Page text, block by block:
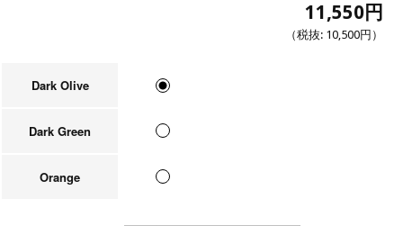
11,550円
（税抜: 10,500円 ）
Dark Olive
Dark Green
Orange